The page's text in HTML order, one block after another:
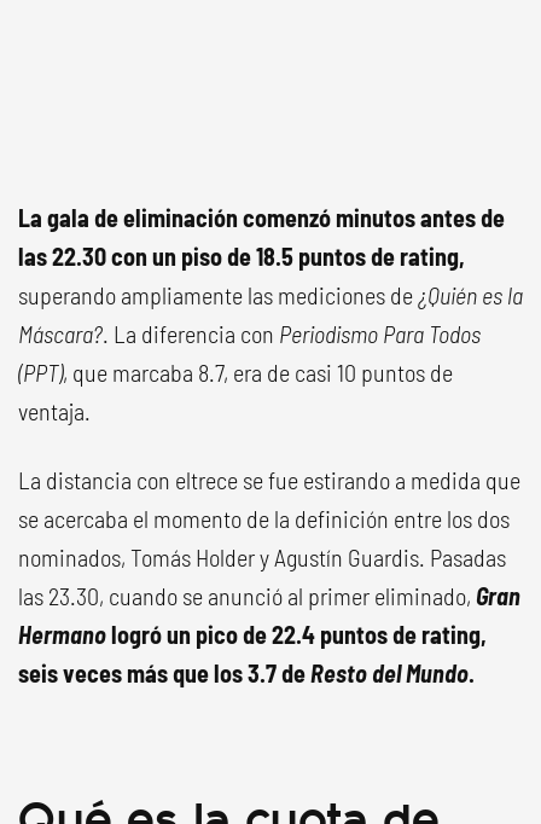
La gala de eliminación comenzó minutos antes de
las 22.30 con un piso de 18.5 puntos de rating,
superando ampliamente las mediciones de ¿Quién es la
Máscara?. La diferencia con Periodismo Para Todos
(PPT), que marcaba 8.7, era de casi 10 puntos de
ventaja.
La distancia con eltrece se fue estirando a medida que
se acercaba el momento de la definición entre los dos
nominados, Tomás Holder y Agustín Guardis. Pasadas
las 23.30, cuando se anunció al primer eliminado, Gran
Hermanologró un pico de 22.4 puntos de rating,
seis veces más que los 3.7 deResto del Mundo.